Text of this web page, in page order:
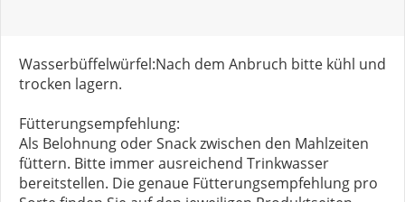
Wasserbüffelwürfel:Nach dem Anbruch bitte kühl und
trocken lagern.
Fütterungsempfehlung:
Als Belohnung oder Snack zwischen den Mahlzeiten
füttern. Bitte immer ausreichend Trinkwasser
bereitstellen. Die genaue Fütterungsempfehlung pro